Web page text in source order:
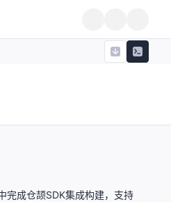
完成仓颉SDK集成构建，支持